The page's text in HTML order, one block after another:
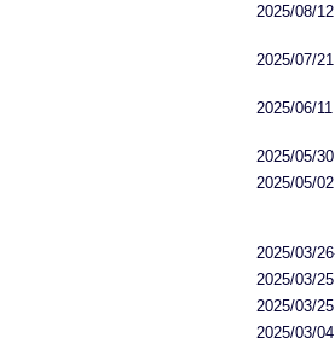
2025/08/12
2025/07/21
2025/06/11
2025/05/30
2025/05/02
2025/03/
2025/03/
2025/03/
2025/03/04